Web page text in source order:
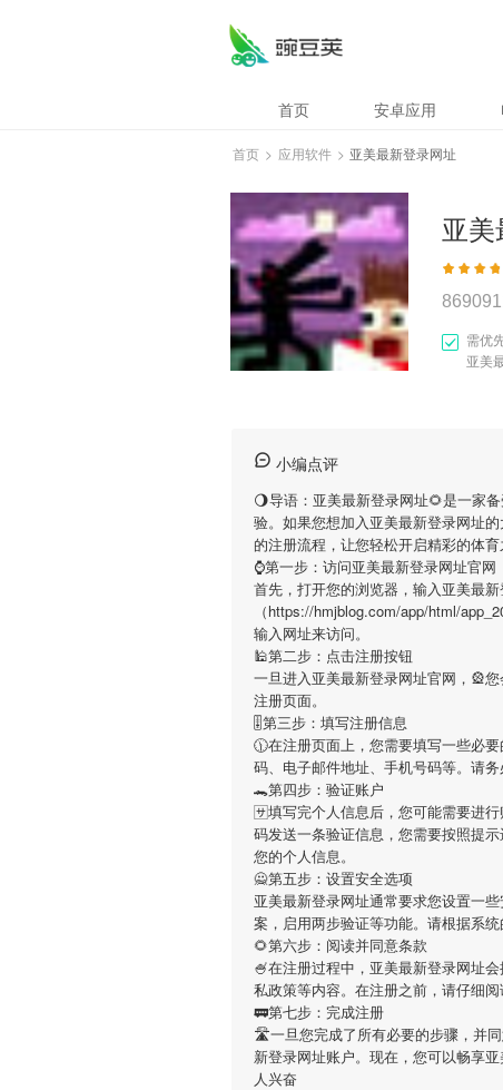
首页 安卓应用
首页 > 应用软件 > 亚美最新登录网址
亚
需优
亚美
小编点评
🌖导语： 亚美最新登录网址🌻是一家
验。如果您想加入 亚美最新登录网址
的注册流程，让您轻松开启精彩的体育
⌚️第一步：访问亚美最新登录网址官网
首先，打开您的浏览器，输入 亚美最
（https://hmjblog.com/app/html/
输入网址来访问。
🕌第二步：点击注册按钮
一旦进入 亚美最新登录网址官网，🎡
注册页面。
🎚第三步：填写注册信息
🕦在注册页面上，您需要填写一些必
码、电子邮件地址、手机号码等。请
🐊第四步：验证账户
🈂填写完个人信息后，您可能需要进行
码发送一条验证信息，您需要按照提
您的个人信息。
🙅第五步：设置安全选项
亚美最新登录网址通常要求您设置一
案，启用两步验证等功能。请根据系
🌻第六步：阅读并同意条款
🍧在注册过程中， 亚美最新登录网址
私政策等内容。在注册之前，请仔细
🚃第七步：完成注册
🛣一旦您完成了所有必要的步骤，并同
新登录网址账户。现在，您可以畅享
人兴奋